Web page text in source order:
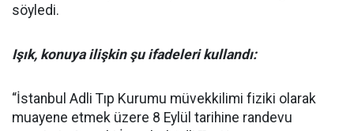
söyledi.
Işık, konuya ilişkin şu ifadeleri kullandı:
“İstanbul Adli Tıp Kurumu müvekkilimi fiziki olarak
muayene etmek üzere 8 Eylül tarihine randevu